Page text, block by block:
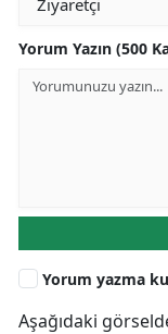
Yorum Yazın (500
Yorum yazma
Aşağıdaki